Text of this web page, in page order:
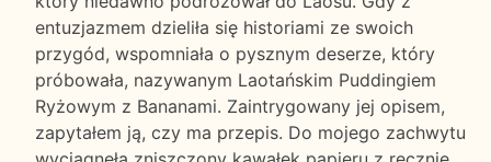
entuzjazmem dzieliła się historiami ze swoich
przygód, wspomniała o pysznym deserze, który
próbowała, nazywanym Laotańskim Puddingiem
Ryżowym z Bananami. Zaintrygowany jej opisem,
zapytałem ją, czy ma przepis. Do mojego zachwytu